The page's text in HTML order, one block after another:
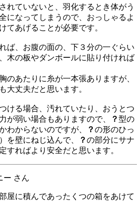
れていないと、羽化するとき体がう
になってしまうので、おっしゃるよ
てあげることが必要です。
ば、お腹の面の、下３分の一ぐらい
木の板やダンボールに貼り付ければ
あたりに糸が一本張ありますが、
大丈夫だと思います。
ける場合、汚れていたり、おうとつ
が弱い場合もありますので、
？型の
からないのですが、
？の形のひっ
を壁にねじ込んで、
？の部分にサナ
すればより安全だと思います。
ー さん
屋に積んであったくつの箱をあけて